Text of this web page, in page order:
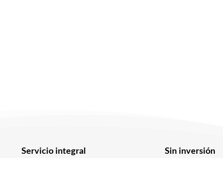
Servicio integral Sin inversión